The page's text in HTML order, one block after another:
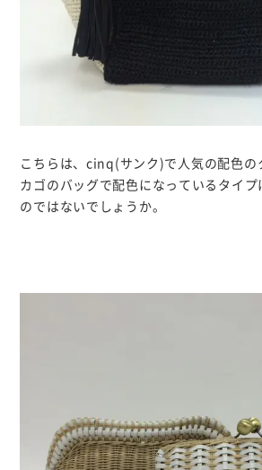
こちらは、cinq(サンク)で人気の配色の
カゴのバッグで配色になっているタイプ
のではないでしょうか。